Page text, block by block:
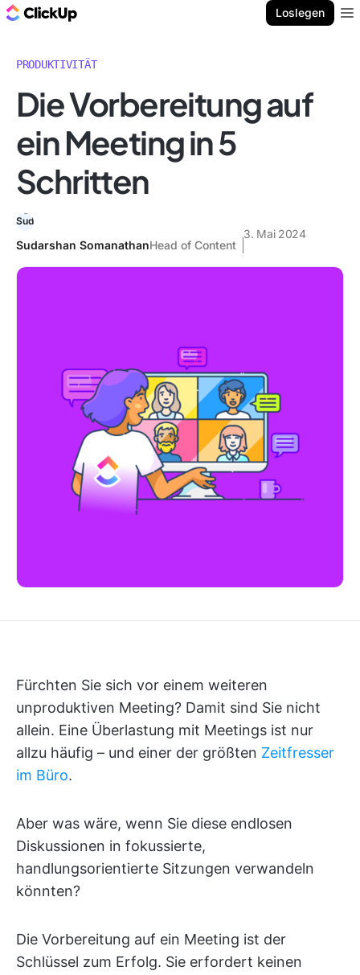
Loslegen
PRODUKTIVITÄT
Die Vorbereitung auf
ein Meeting in 5
Schritten
Sudarshan SomanathanHead of Content
3. Mai 2024
Fürchten Sie sich vor einem weiteren
unproduktiven Meeting? Damit sind Sie nicht
allein. Eine Überlastung mit Meetings ist nur
allzu häufig – und einer der größten Zeitfresser
im Büro.
Aber was wäre, wenn Sie diese endlosen
Diskussionen in fokussierte,
handlungsorientierte Sitzungen verwandeln
könnten?
Die Vorbereitung auf ein Meeting ist der
Schlüssel zum Erfolg. Sie erfordert keinen